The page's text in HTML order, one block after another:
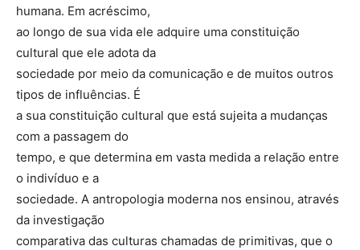
humana. Em acréscimo,
ao longo de sua vida ele adquire uma constituição
cultural que ele adota da
sociedade por meio da comunicação e de muitos outros
tipos de influências. É
a sua constituição cultural que está sujeita a mudanças
com a passagem do
tempo, e que determina em vasta medida a relação entre
o indivíduo e a
sociedade. A antropologia moderna nos ensinou, através
da investigação
comparativa das culturas chamadas de primitivas, que o